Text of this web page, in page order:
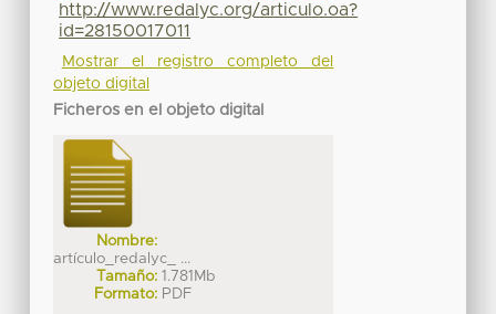
http://www.redalyc.org/articulo.oa?
id=28150017011
Mostrar el registro completo del
objeto digital
Ficheros en el objeto digital
Nombre:
artículo_redalyc_ ...
Tamaño: 1.781Mb
Formato: PDF